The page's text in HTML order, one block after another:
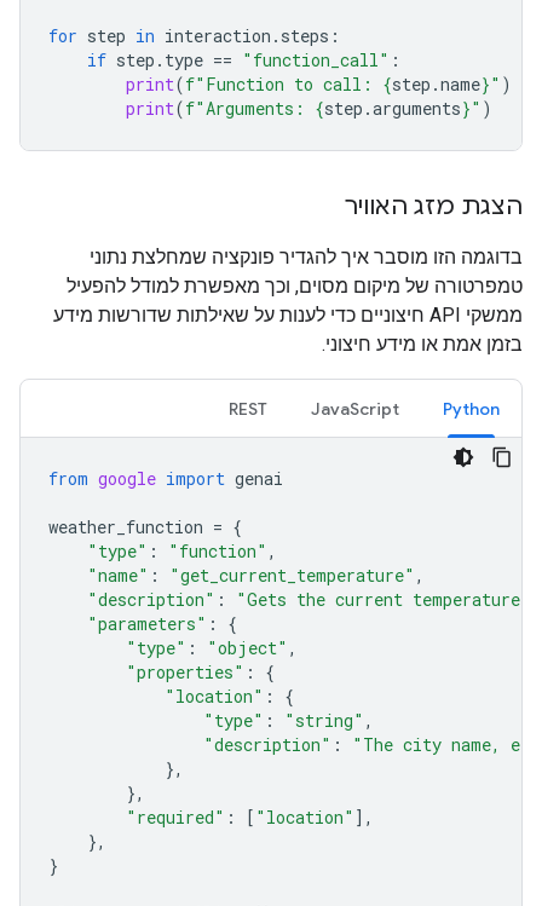
for step in interaction . steps :
if step . type == "function_call" :
print(f"Function to call: {step .name}" )
print(f"Arguments: {step .arguments}" )
הצגת מזג האוויר
בדוגמה הזו מוסבר איך להגדיר פונקציה שמחלצת נתוני
טמפרטורה של מיקום מסוים, וכך מאפשרת למודל להפעיל
ממשקי API חיצוניים כדי לענות על שאילתות שדורשות מידע
בזמן אמת או מידע חיצוני.
Python
JavaScript
REST
from google import genai
weather_function = {
"type" : "function" ,
"name" : "get_current_temperature" ,
"description" :
"Gets the current
"parameters" :
{
"type" : "object" ,
"properties" :
{
"location" :
{
"type" : "string" ,
"description" :
"The city name,
},
},
"required" : [ "location" ],
},
}